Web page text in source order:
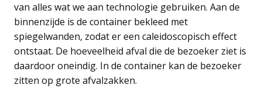
van alles wat we aan technologie gebruiken. Aan de
binnenzijde is de container bekleed met
spiegelwanden, zodat er een caleidoscopisch effect
ontstaat. De hoeveelheid afval die de bezoeker ziet is
daardoor oneindig. In de container kan de bezoeker
zitten op grote afvalzakken.